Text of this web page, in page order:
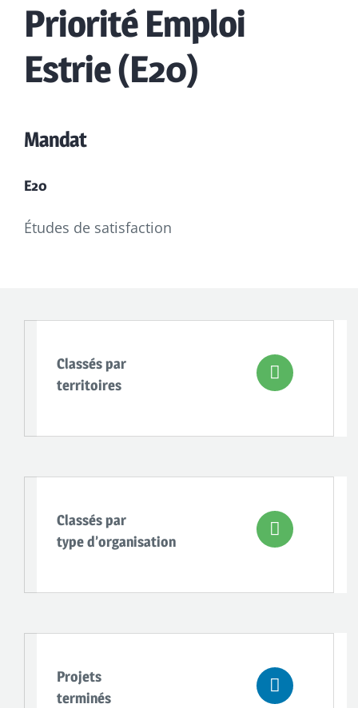
Priorité Emploi
Estrie (E20)
Mandat
E20
Études de satisfaction
Classés par
territoires
Classés par
type d’organisation
Projets
terminés